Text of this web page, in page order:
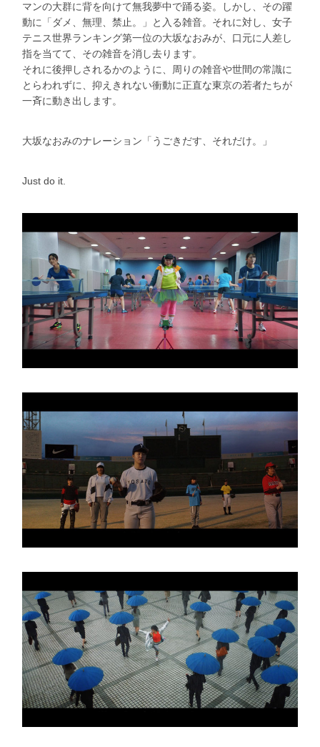
マンの大群に背を向けて無我夢中で踊る姿。しかし、その躍
動に「ダメ、無理、禁止。」と入る雑音。それに対し、女子
テニス世界ランキング第一位の大坂なおみが、口元に人差し
指を当てて、その雑音を消し去ります。
それに後押しされるかのように、周りの雑音や世間の常識に
とらわれずに、抑えきれない衝動に正直な東京の若者たちが
一斉に動き出します。
大坂なおみのナレーション「うごきだす、それだけ。」
Just do it.